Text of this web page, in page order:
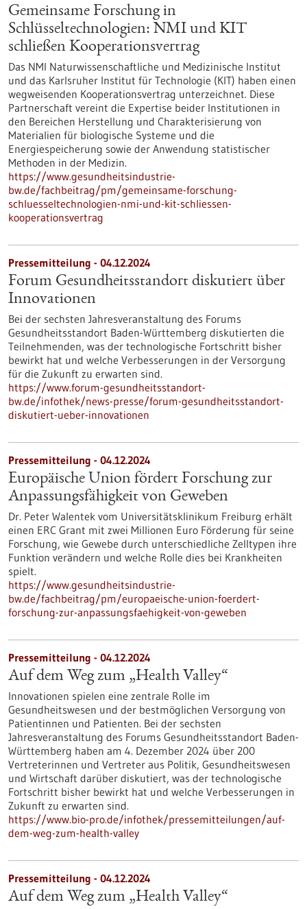
Gemeinsame Forschung in
Schlüsseltechnologien: NMI und KIT
schließen Kooperationsvertrag
Das NMI Naturwissenschaftliche und Medizinische Institut
und das Karlsruher Institut für Technologie (KIT) haben einen
wegweisenden Kooperationsvertrag unterzeichnet. Diese
Partnerschaft vereint die Expertise beider Institutionen in
den Bereichen Herstellung und Charakterisierung von
Materialien für biologische Systeme und die
Energiespeicherung sowie der Anwendung statistischer
Methoden in der Medizin.
https://www.gesundheitsindustrie-
bw.de/fachbeitrag/pm/gemeinsame-forschung-
schluesseltechnologien-nmi-und-kit-schliessen-
kooperationsvertrag
Pressemitteilung - 04.12.2024
Forum Gesundheitsstandort diskutiert über
Innovationen
Bei der sechsten Jahresveranstaltung des Forums
Gesundheitsstandort Baden-Württemberg diskutierten die
Teilnehmenden, was der technologische Fortschritt bisher
bewirkt hat und welche Verbesserungen in der Versorgung
für die Zukunft zu erwarten sind.
https://www.forum-gesundheitsstandort-
bw.de/infothek/news-presse/forum-gesundheitsstandort-
diskutiert-ueber-innovationen
Pressemitteilung - 04.12.2024
Europäische Union fördert Forschung zur
Anpassungsfähigkeit von Geweben
Dr. Peter Walentek vom Universitätsklinikum Freiburg erhält
einen ERC Grant mit zwei Millionen Euro Förderung für seine
Forschung, wie Gewebe durch unterschiedliche Zelltypen ihre
Funktion verändern und welche Rolle dies bei Krankheiten
spielt.
https://www.gesundheitsindustrie-
bw.de/fachbeitrag/pm/europaeische-union-foerdert-
forschung-zur-anpassungsfaehigkeit-von-geweben
Pressemitteilung - 04.12.2024
Auf dem Weg zum „Health Valley“
Innovationen spielen eine zentrale Rolle im
Gesundheitswesen und der bestmöglichen Versorgung von
Patientinnen und Patienten. Bei der sechsten
Jahresveranstaltung des Forums Gesundheitsstandort Baden-
Württemberg haben am 4. Dezember 2024 über 200
Vertreterinnen und Vertreter aus Politik, Gesundheitswesen
und Wirtschaft darüber diskutiert, was der technologische
Fortschritt bisher bewirkt hat und welche Verbesserungen in
Zukunft zu erwarten sind.
https://www.bio-pro.de/infothek/pressemitteilungen/auf-
dem-weg-zum-health-valley
Pressemitteilung - 04.12.2024
Auf dem Weg zum „Health Valley“